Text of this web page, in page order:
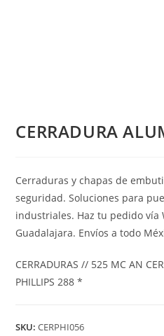
CERRADURA
Cerraduras y chapas de
seguridad. Soluciones para
industriales. Haz tu pedido vía
Guadalajara. Envíos a todo
CERRADURAS // 525 MC AN
PHILLIPS 288 *
SKU:CERPHI056